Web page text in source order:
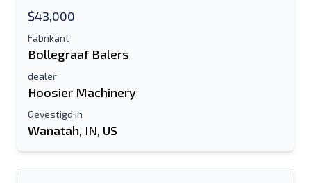
$43,000
Fabrikant
Bollegraaf Balers
dealer
Hoosier Machinery
Gevestigd in
Wanatah, IN, US